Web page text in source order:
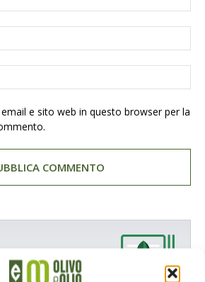
e sito web in questo browser per la
servizi dalle aziende